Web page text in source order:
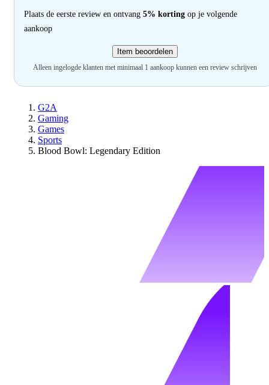
Plaats de eerste review en ontvang 5% korting op je volgende
aankoop
Item beoordelen
Alleen ingelogde klanten met minimaal 1 aankoop kunnen een review schrijven
G2A
Gaming
Games
Sports
Blood Bowl: Legendary Edition